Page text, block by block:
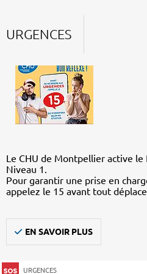
URGENCES
Le CHU de Montpellier active le
Niveau 1.
Pour garantir une prise en
appelez le 15 avant tout
EN SAVOIR PLUS
URGENCES